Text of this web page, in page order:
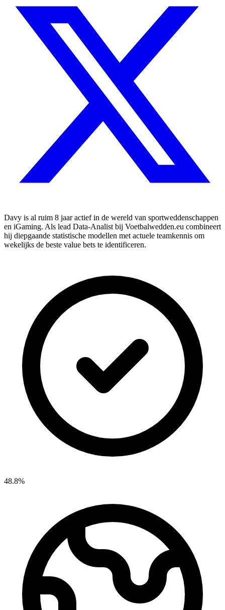
Davy is al ruim 8 jaar actief in de wereld van sportweddenschappen
en iGaming. Als lead Data-Analist bij Voetbalwedden.eu combineert
hij diepgaande statistische modellen met actuele teamkennis om
wekelijks de beste value bets te identificeren.
48.8%